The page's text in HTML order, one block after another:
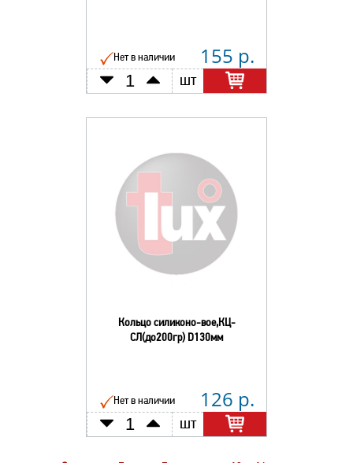
Нет в наличии 155 р.
шт
Кольцо силиконо-вое,КЦ-
СЛ(до200гр) D130мм
Нет в наличии 126 р.
шт